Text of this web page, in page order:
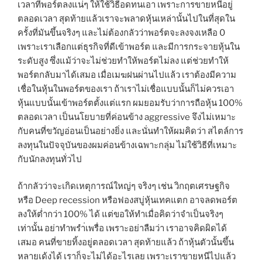
เวลาที่พอร์ตลงแน่ๆ ให้ใช้วิธีอดทนเอา เพราะการขายหนีอยู่
ตลอดเวลา สุดท้ายแล้วเราจะพลาดหุ้นเหล่านั้นไปในที่สุดใน
ครั้งที่มันขึ้นจริงๆ และไม่ต้องกลัวว่าพอร์ตจะลงจงเหลือ 0
เพราะเราเลือกแต่ธุรกิจที่ดีเข้าพอร์ต และมีการกระจายหุ้นใน
ระดับสูง ซึ่งแม้ว่าจะไม่ช่วยทำให้พอร์ตไม่ลง แต่ช่วยทำให้
พอร์ตกลับมาได้เสมอ เมื่อเมฆฝนผ่านไปแล้ว เราต้องมีความ
เชื่อในหุ้นในพอร์ตของเรา ถ้าเราไม่เชื่อแบบนั้นก็ไม่ควรเอา
หุ้นแบบนั้นเข้าพอร์ตตั้งแต่แรก ผมยอมรับว่าการถือหุ้น 100%
ตลอดเวลา เป็นนโยบายที่ค่อนข้าง aggressive จึงไม่เหมาะ
กับคนที่ขวัญอ่อนเป็นอย่างยิ่ง และนั่นทำให้ผมคิดว่า สไตล์การ
ลงทุนในปัจจุบันของผมค่อนข้างเฉพาะกลุ่ม ไม่ใช้วิธีที่เหมาะ
กับนักลงทุนทั่วไป
ถ้ากลัวว่าจะเกิดเหตุการณ์ใหญ่ๆ จริงๆ เช่น วิกฤตเศรษฐกิจ
หรือ Deep recession หรือฟองสบู่หุ้นเทคแตก อาจลดพอร์ต
ลงให้ต่ำกว่า 100% ได้ แต่ขอให้ทำเมื่อคิดว่าจำเป็นจริงๆ
เท่านั้น อย่าทำพรำ่เพรื่อ เพราะอย่าลืมว่า เราอาจคิดผิดได้
เสมอ คนที่ขายทิ้งอยู่ตลอดเวลา สุดท้ายแล้ว ถ้าหุ้นตัวนั้นขึ้น
หลายเด้งได้ เราก็จะไม่ได้อะไรเลย เพราะเราขายหนีไปแล้ว